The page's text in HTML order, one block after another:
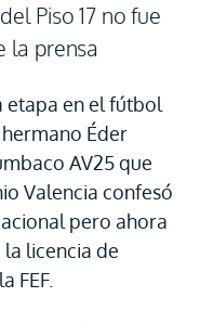
Piso 17 no fue
la prensa
etapa en el fútbol
Éder
AV25 que
Valencia confesó
pero ahora
licencia de
FEF.